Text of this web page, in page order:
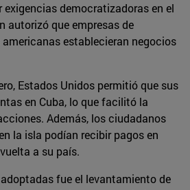
democratizadoras en el
autorizó que empresas de
establecieran negocios
Estados Unidos permitió que sus
en Cuba, lo que facilitó la
Además, los ciudadanos
la isla podían recibir pagos en
a su país.
fue el levantamiento de